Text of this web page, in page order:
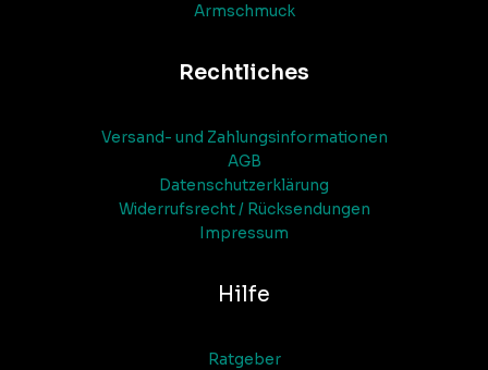
Armschmuck
Rechtliches
Versand- und Zahlungsinformationen
AGB
Datenschutzerklärung
Widerrufsrecht / Rücksendungen
Impressum
Hilfe
Ratgeber